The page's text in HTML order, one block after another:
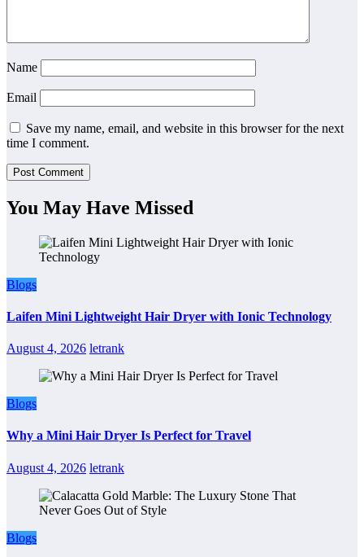
Name
Email
Save my name, email, and website in this browser for the next
time I comment.
You May Have Missed
Blogs
Laifen Mini Lightweight Hair Dryer with Ionic Technology
August 4, 2026 letrank
Blogs
Why a Mini Hair Dryer Is Perfect for Travel
August 4, 2026 letrank
Blogs